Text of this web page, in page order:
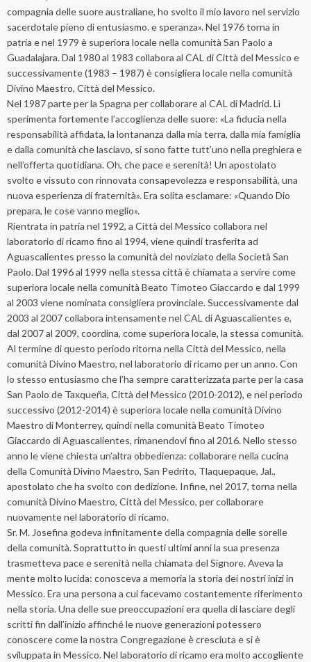
compagnia delle suore australiane, ho svolto il mio lavoro nel servizio
sacerdotale pieno di entusiasmo. e speranza». Nel 1976 torna in
patria e nel 1979 è superiora locale nella comunità San Paolo a
Guadalajara. Dal 1980 al 1983 collabora al CAL di Città del Messico e
successivamente (1983 – 1987) è consigliera locale nella comunità
Divino Maestro, Città del Messico.
Nel 1987 parte per la Spagna per collaborare al CAL di Madrid. Lì
sperimenta fortemente l’accoglienza delle suore: «La fiducia nella
responsabilità affidata, la lontananza dalla mia terra, dalla mia famiglia
e dalla comunità che lasciavo, si sono fatte tutt’uno nella preghiera e
nell’offerta quotidiana. Oh, che pace e serenità! Un apostolato
svolto e vissuto con rinnovata consapevolezza e responsabilità, una
nuova esperienza di fraternità». Era solita esclamare: «Quando Dio
prepara, le cose vanno meglio».
Rientrata in patria nel 1992, a Città del Messico collabora nel
laboratorio di ricamo fino al 1994, viene quindi trasferita ad
Aguascalientes presso la comunità del noviziato della Società San
Paolo. Dal 1996 al 1999 nella stessa città è chiamata a servire come
superiora locale nella comunità Beato Timoteo Giaccardo e dal 1999
al 2003 viene nominata consigliera provinciale. Successivamente dal
2003 al 2007 collabora intensamente nel CAL di Aguascalientes e,
dal 2007 al 2009, coordina, come superiora locale, la stessa comunità.
Al termine di questo periodo ritorna nella Città del Messico, nella
comunità Divino Maestro, nel laboratorio di ricamo per un anno. Con
lo stesso entusiasmo che l’ha sempre caratterizzata parte per la casa
San Paolo de Taxqueña, Città del Messico (2010-2012), e nel periodo
successivo (2012-2014) è superiora locale nella comunità Divino
Maestro di Monterrey, quindi nella comunità Beato Timoteo
Giaccardo di Aguascalientes, rimanendovi fino al 2016. Nello stesso
anno le viene chiesta un’altra obbedienza: collaborare nella cucina
della Comunità Divino Maestro, San Pedrito, Tlaquepaque, Jal.,
apostolato che ha svolto con dedizione. Infine, nel 2017, torna nella
comunità Divino Maestro, Città del Messico, per collaborare
nuovamente nel laboratorio di ricamo.
Sr. M. Josefina godeva infinitamente della compagnia delle sorelle
della comunità. Soprattutto in questi ultimi anni la sua presenza
trasmetteva pace e serenità nella chiamata del Signore. Aveva la
mente molto lucida: conosceva a memoria la storia dei nostri inizi in
Messico. Era una persona a cui facevamo costantemente riferimento
nella storia. Una delle sue preoccupazioni era quella di lasciare degli
scritti fin dall’inizio affinché le nuove generazioni potessero
conoscere come la nostra Congregazione è cresciuta e si è
sviluppata in Messico. Nel laboratorio di ricamo era molto accogliente